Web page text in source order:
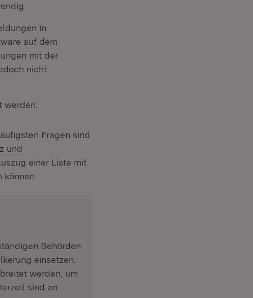
in
auf dem
mit der
nicht
Fragen sind
und
einer Liste mit
Behörden
einsetzen.
werden, um
sind an